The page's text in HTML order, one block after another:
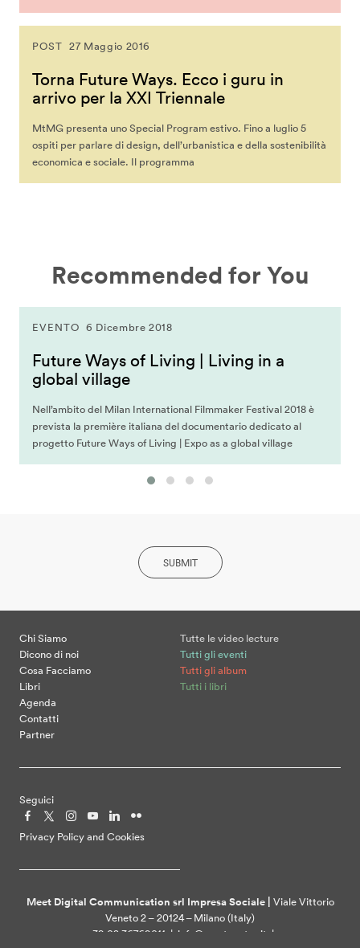
POST 27 Maggio 2016
Torna Future Ways. Ecco i guru in
arrivo per la XXI Triennale
MtMG presenta uno Special Program estivo. Fino a luglio 5
ospiti per parlare di design, dell’urbanistica e della sostenibilità
economica e sociale. Il programma
Recommended for You
EVENTO 6 Dicembre 2018
Future Ways of Living | Living in a
global village
Nell’ambito del Milan International Filmmaker Festival 2018 è
prevista la première italiana del documentario dedicato al
progetto Future Ways of Living | Expo as a global village
SUBMIT
Chi Siamo
Dicono di noi
Cosa Facciamo
Libri
Agenda
Contatti
Partner
Tutte le video lecture
Tutti gli eventi
Tutti gli album
Tutti i libri
Seguici
Privacy Policy and Cookies
Meet Digital Communication srl Impresa Sociale | Viale Vittorio
Veneto 2 – 20124 – Milano (Italy)
+39 02 36769011 | info@meetcenter.it |